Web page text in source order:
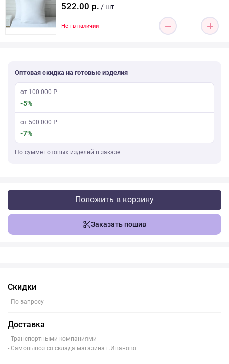
522.00 р. / шт
Нет в наличии
Оптовая скидка на готовые изделия
от 100 000 ₽
-5%
от 500 000 ₽
-7%
По сумме готовых изделий в заказе.
Положить в корзину
Заказать пошив
Скидки
- По запросу
Доставка
- Транспортными компаниями
- Самовывоз со склада магазина г.Иваново